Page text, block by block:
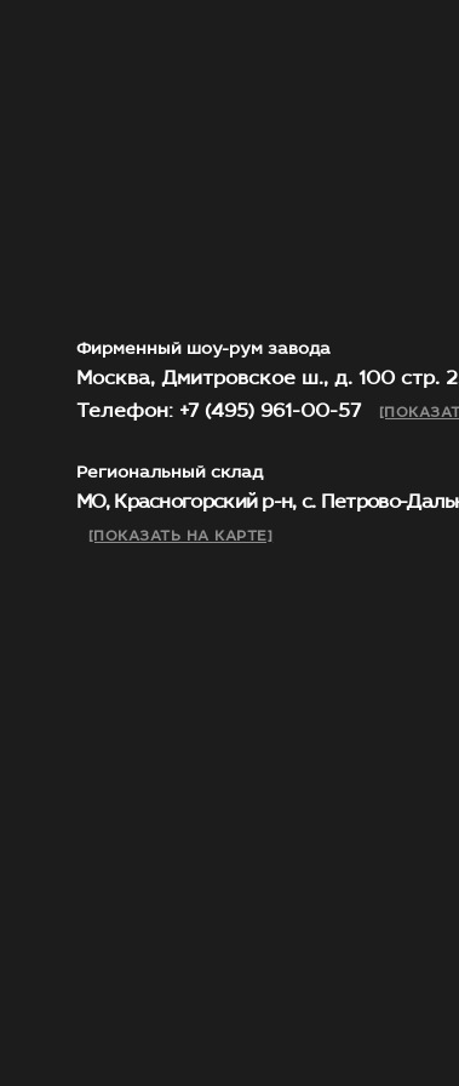
Фирменный шоу-рум завода
Москва, Дмитровское ш., д. 100 стр.
Телефон: +7 (495) 961-00-57
Региональный склад
МО, Красногорский р-н, с. Петрово-
[ПОКАЗАТЬ НА КАРТЕ]